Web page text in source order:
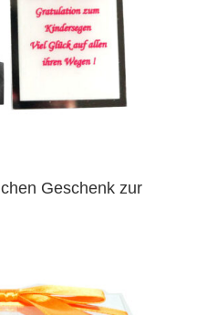
Geschenk zur